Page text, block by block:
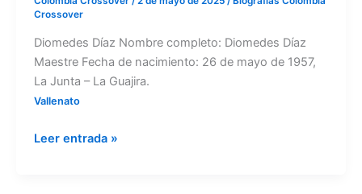
Crossover
Diomedes Díaz Nombre completo: Diomedes Díaz
Maestre Fecha de nacimiento: 26 de mayo de 1957,
La Junta – La Guajira.
Vallenato
Cacique
La
Junta
Leer entrada »